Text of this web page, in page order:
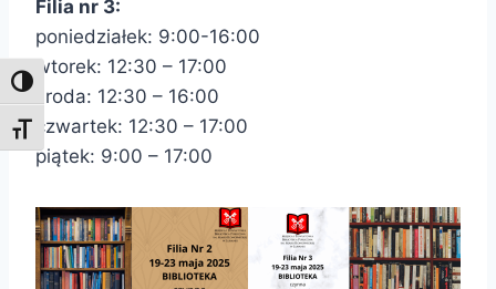
Toggle High Contrast
Toggle Font size
Filia nr 3:
poniedziałek: 9:00-16:00
wtorek: 12:30 – 17:00
środa: 12:30 – 16:00
czwartek: 12:30 – 17:00
piątek: 9:00 – 17:00